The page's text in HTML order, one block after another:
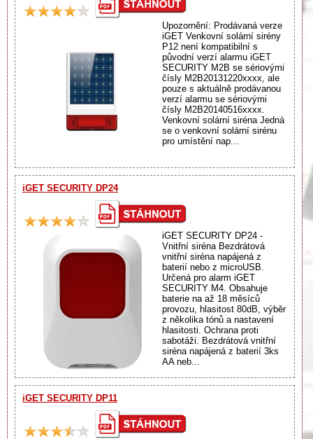
Upozornění: Prodávaná verze
iGET Venkovní solární sirény
P12 není kompatibilní s
původní verzí alarmu iGET
SECURITY M2B se sériovými
čísly M2B20131220xxxx, ale
pouze s aktuálně prodávanou
verzí alarmu se sériovými
čísly M2B20140516xxxx.
Venkovní solární siréna Jedná
se o venkovní solární sirénu
pro umístění nap...
iGET SECURITY DP24
iGET SECURITY DP24 -
Vnitřní siréna Bezdrátová
vnitřní siréna napájená z
baterií nebo z microUSB.
Určená pro alarm iGET
SECURITY M4. Obsahuje
baterie na až 18 měsíců
provozu, hlasitost 80dB, výběr
z několika tónů a nastavení
hlasitosti. Ochrana proti
sabotáži. Bezdrátová vnitřní
siréna napájená z baterií 3ks
AA neb...
iGET SECURITY DP11